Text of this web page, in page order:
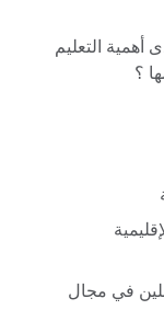
التعليم
؟
في مجال